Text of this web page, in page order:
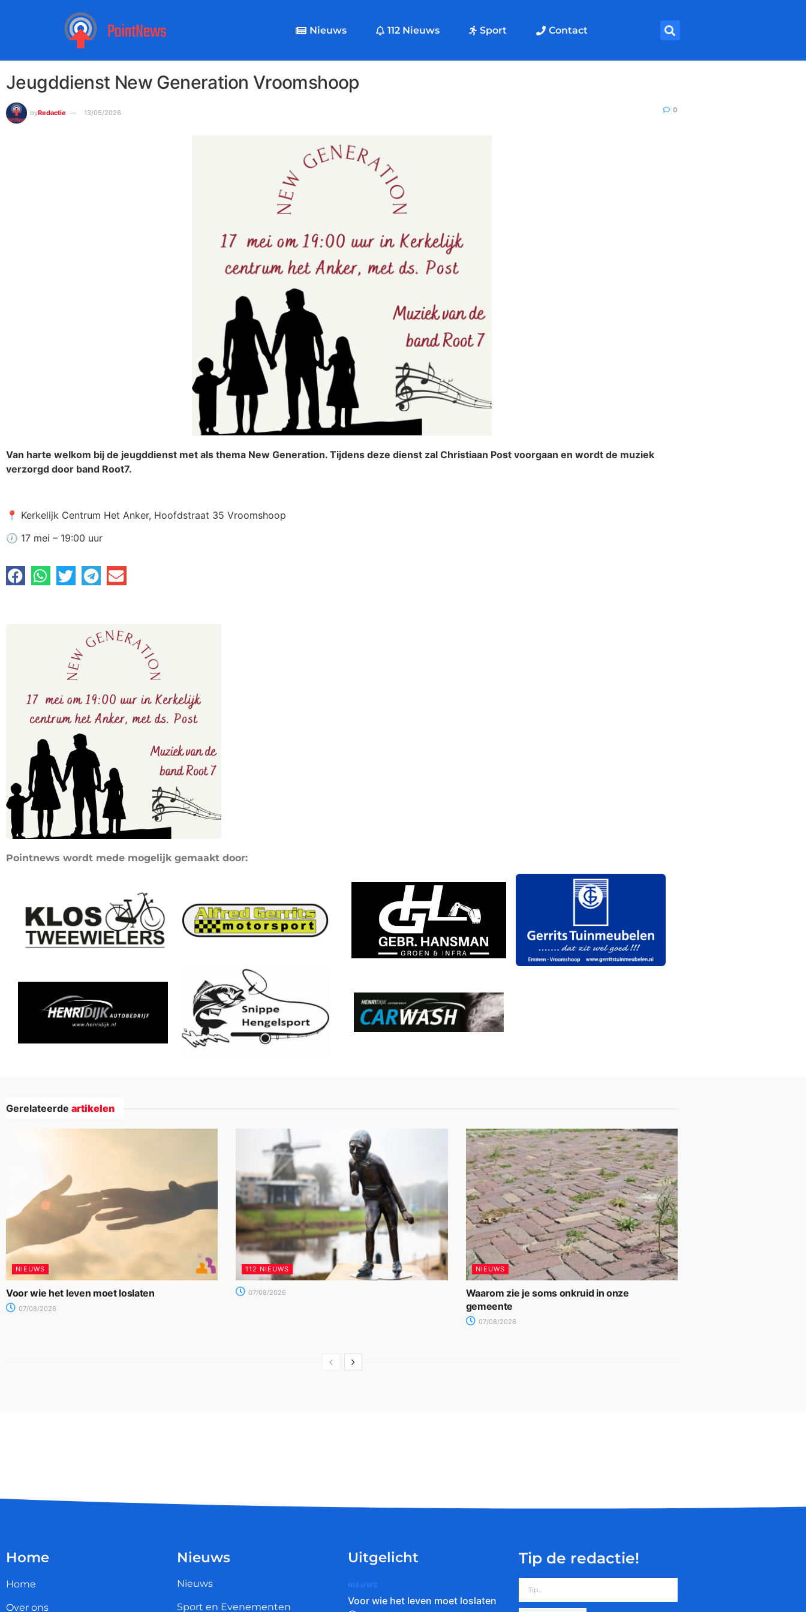
Nieuws 112 Nieuws Sport Contact
Jeugddienst New Generation Vroomshoop
byRedactie 13/05/2026 0
Van harte welkom bij de jeugddienst met als thema New Generation. Tijdens deze dienst zal Christiaan Post voorgaan en wordt de muziek
verzorgd door band Root7.
📍 Kerkelijk Centrum Het Anker, Hoofdstraat 35 Vroomshoop
🕖 17 mei – 19:00 uur
Pointnews wordt mede mogelijk gemaakt door:
Gerelateerde artikelen
NIEUWS
Voor wie het leven moet loslaten
07/08/2026
112 NIEUWS
07/08/2026
NIEUWS
Waarom zie je soms onkruid in onze
gemeente
07/08/2026
Home
Home
Over ons
Nieuws
Nieuws
Sport en Evenementen
Uitgelicht
NIEUWS
Voor wie het leven moet loslaten
Tip de redactie!